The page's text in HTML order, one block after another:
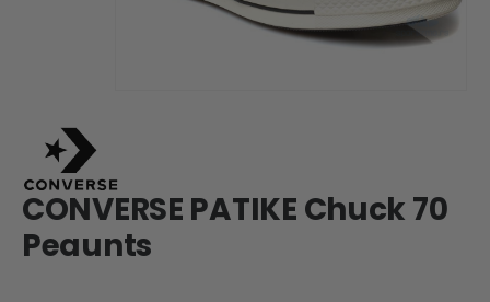
CONVERSE PATIKE Chuck 70
Peaunts